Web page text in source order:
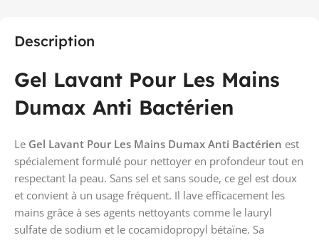
Description
Gel Lavant Pour Les Mains
Dumax Anti Bactérien
Le Gel Lavant Pour Les Mains Dumax Anti Bactérien est
spécialement formulé pour nettoyer en profondeur tout en
respectant la peau. Sans sel et sans soude, ce gel est doux
et convient à un usage fréquent. Il lave efficacement les
mains grâce à ses agents nettoyants comme le lauryl
sulfate de sodium et le cocamidopropyl bétaïne. Sa